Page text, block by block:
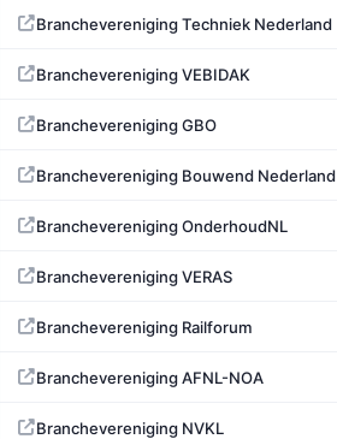
Branchevereniging Techniek Nederland
Branchevereniging VEBIDAK
Branchevereniging GBO
Branchevereniging Bouwend Nederland
Branchevereniging OnderhoudNL
Branchevereniging VERAS
Branchevereniging Railforum
Branchevereniging AFNL-NOA
Branchevereniging NVKL